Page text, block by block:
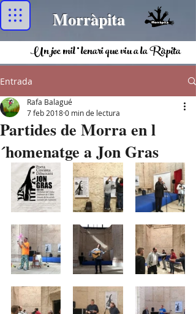
Morràpita
joc mil·lenari que viu a la Ràpita
Entrada
Partides de Morra en l
´homenatge a Jon Gras
Rafa Balagué
7 feb 20180 min de lectura